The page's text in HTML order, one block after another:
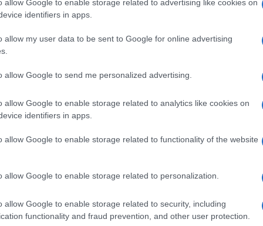
allow Google to enable storage related to advertising like cookies on
identifiers in apps.
allow my user data to be sent to Google for online advertising
allow Google to send me personalized advertising.
allow Google to enable storage related to analytics like cookies on
identifiers in apps.
allow Google to enable storage related to functionality of the website
allow Google to enable storage related to personalization.
allow Google to enable storage related to security, including
functionality and fraud prevention, and other user protection.
nemmeno se sarebbe riuscita a
atleta, non vincere l’oro. «Se fossi
È la frase che spiega tutto: la
il peggio. E infatti, se potesse scambiare
cosa: non avere mai avuto l’infortunio.
dei 360mila euro di premi– non per la
libertà di giocare a tennis senza